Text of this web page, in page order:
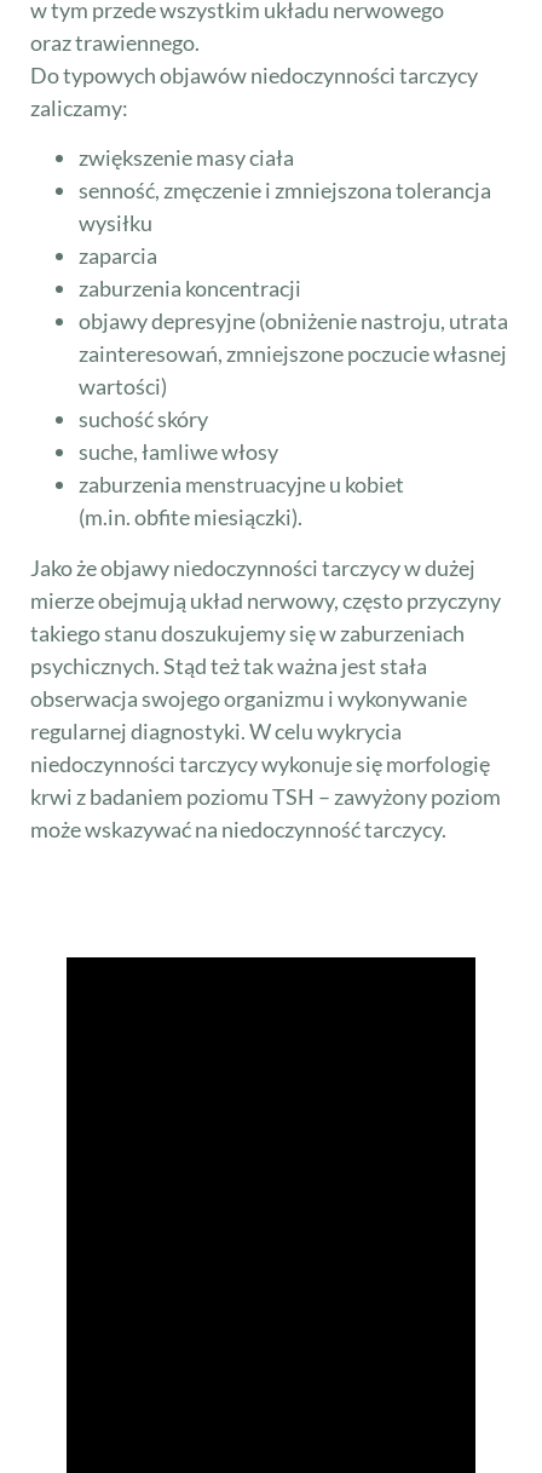
w tym przede wszystkim układu nerwowego
oraz trawiennego.
Do typowych objawów niedoczynności tarczycy
zaliczamy:
zwiększenie masy ciała
senność, zmęczenie i zmniejszona tolerancja
wysiłku
zaparcia
zaburzenia koncentracji
objawy depresyjne (obniżenie nastroju, utrata
zainteresowań, zmniejszone poczucie własnej
wartości)
suchość skóry
suche, łamliwe włosy
zaburzenia menstruacyjne u kobiet
(m.in. obfite miesiączki).
Jako że objawy niedoczynności tarczycy w dużej
mierze obejmują układ nerwowy, często przyczyny
takiego stanu doszukujemy się w zaburzeniach
psychicznych. Stąd też tak ważna jest stała
obserwacja swojego organizmu i wykonywanie
regularnej diagnostyki. W celu wykrycia
niedoczynności tarczycy wykonuje się morfologię
krwi z badaniem poziomu TSH – zawyżony poziom
może wskazywać na niedoczynność tarczycy.